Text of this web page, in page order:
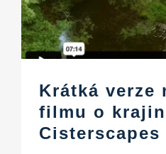
Krátká verze
filmu o
Cisterscapes